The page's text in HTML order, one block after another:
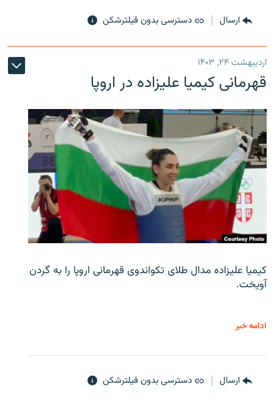
ارسال دسترسی بدون فیلترشکن
اردیبهشت ۲۴, ۱۴۰۳
قهرمانی کیمیا علیزاده در اروپا
کیمیا علیزاده مدال طلای تکواندوی قهرمانی اروپا را به گردن
آویخت.
ادامه خبر
ارسال دسترسی بدون فیلترشکن